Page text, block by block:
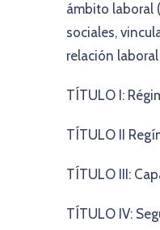
ámbito laboral
sociales,
relación
TÍTULO I:
TÍTULO II
TÍTULO III:
TÍTULO IV: